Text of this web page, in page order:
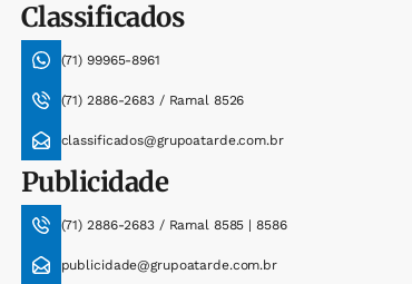
Classificados
(71) 99965-8961
(71) 2886-2683 / Ramal 8526
classificados@grupoatarde.com.br
Publicidade
(71) 2886-2683 / Ramal 8585 | 8586
publicidade@grupoatarde.com.br